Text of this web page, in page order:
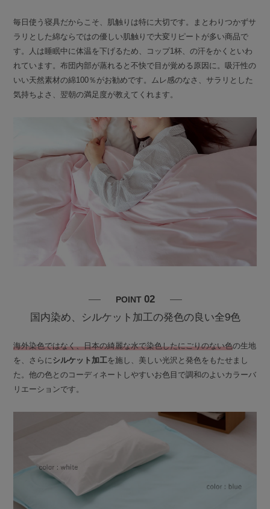
毎日使う寝具だからこそ、肌触りは特に大切です。まとわりつかずサ
ラリとした綿ならではの優しい肌触りで大変リピートが多い商品で
す。人は睡眠中に体温を下げるため、コップ1杯、の汗をかくといわ
れています。布団内部が蒸れると不快で目が覚める原因に。吸汗性の
いい天然素材の綿100％がお勧めです。ムレ感のなさ、サラリとした
気持ちよさ、翌朝の満足度が教えてくれます。
POINT 02
国内染め、シルケット加工の発色の良い全9色
海外染色ではなく、日本の綺麗な水で染色したにごりのない色の生地
を、さらに シルケット加工を施し、美しい光沢と発色をもたせまし
た。他の色とのコーディネートしやすいお色目で調和のよいカラーバ
リエーションです。